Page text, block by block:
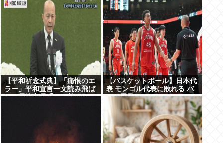
【平和祈念式典】「痛恨のエ
ラー」平和宣言一文読み飛ば
し…長崎市長「つい熱くなっ
【バスケットボール】日本代
表 モンゴル代表に敗れる バ
スケ男子